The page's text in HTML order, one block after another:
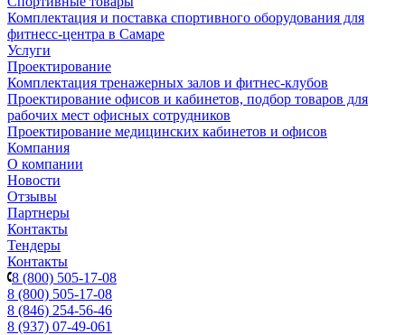
Комплектация и поставка спортивного оборудования для
фитнесс-центра в Самаре
Услуги
Проектирование
Комплектация тренажерных залов и фитнес-клубов
Проектирование офисов и кабинетов, подбор товаров для
рабочих мест офисных сотрудников
Проектирование медицинских кабинетов и офисов
Компания
О компании
Новости
Отзывы
Партнеры
Контакты
Тендеры
Контакты
8 (800) 505-17-08
8 (800) 505-17-08
8 (846) 254-56-46
8 (937) 07-49-061